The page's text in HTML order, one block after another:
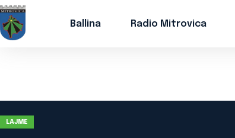
Ballina Radio Mitrovica
LAJME